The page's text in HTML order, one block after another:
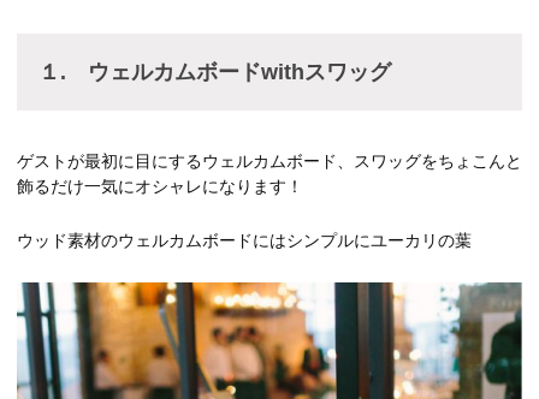
１. ウェルカムボードwithスワッグ
ゲストが最初に目にするウェルカムボード、スワッグをちょこんと
飾るだけ一気にオシャレになります！
ウッド素材のウェルカムボードにはシンプルにユーカリの葉